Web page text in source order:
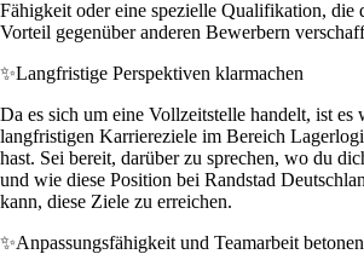
Fähigkeit oder eine spezielle Qualifikation, die
Vorteil gegenüber anderen Bewerbern
✨Langfristige Perspektiven klarmachen
Da es sich um eine Vollzeitstelle handelt, ist es
langfristigen Karriereziele im Bereich
hast. Sei bereit, darüber zu sprechen, wo du
und wie diese Position bei Randstad
kann, diese Ziele zu erreichen.
✨Anpassungsfähigkeit und Teamarbeit betonen